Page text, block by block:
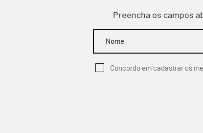
Preencha os campos
Concordo em cadastrar os